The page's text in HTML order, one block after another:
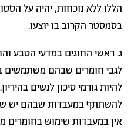
הללו ללא נוכחות, יהיה על
בסמסטר הקרוב בו יוצעו.
ג. ראשי החוגים במדעי הטבע
לגבי חומרים שבהם משתמשים
להיות גורמי סיכון לנשים
להשתתף במעבדות שבהם יש
אין במעבדות שימוש בחומרים